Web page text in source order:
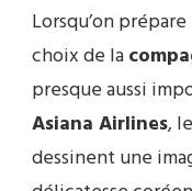
Lorsqu’on
choix de la
presque aussi
Asiana Airlines,
dessinent une